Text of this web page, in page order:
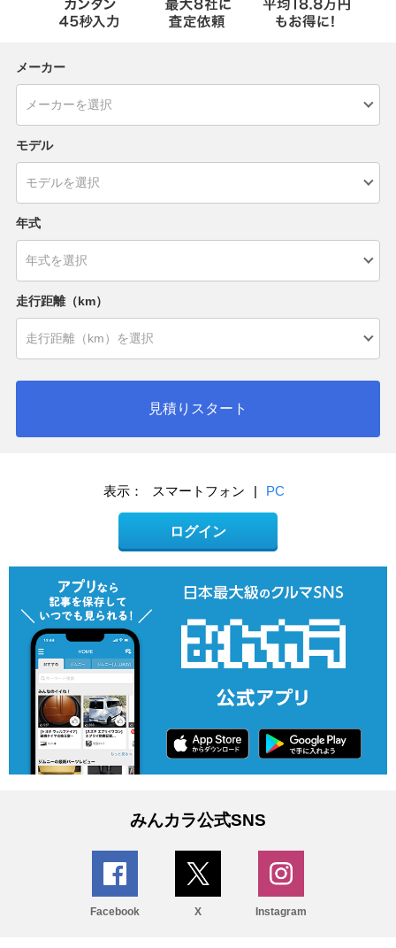
メーカー
モデル
年式
走行距離（km）
見積りスタート
表示： スマートフォン | PC
ログイン
みんカラ公式SNS
Facebook X Instagram